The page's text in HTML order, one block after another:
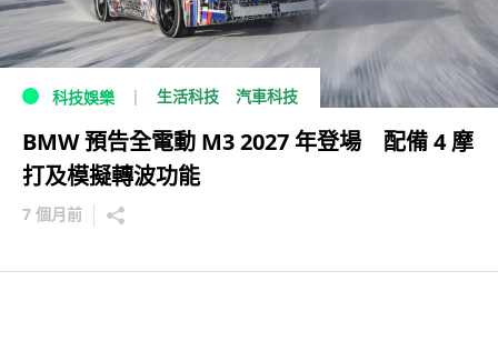
科技娛樂 生活科技 汽車科技
BMW 預告全電動 M3 2027 年登場 配備 4 摩
打及模擬轉波功能
7 個月前